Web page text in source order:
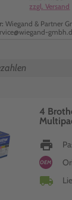
zzgl. Versand
Wiegand & Partner
4
print
OEM
local_shipping